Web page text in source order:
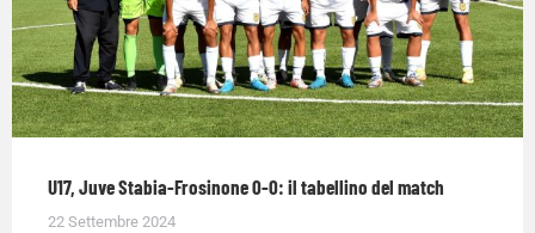
U17, Juve Stabia-Frosinone 0-0: il tabellino del match
22 Settembre 2024